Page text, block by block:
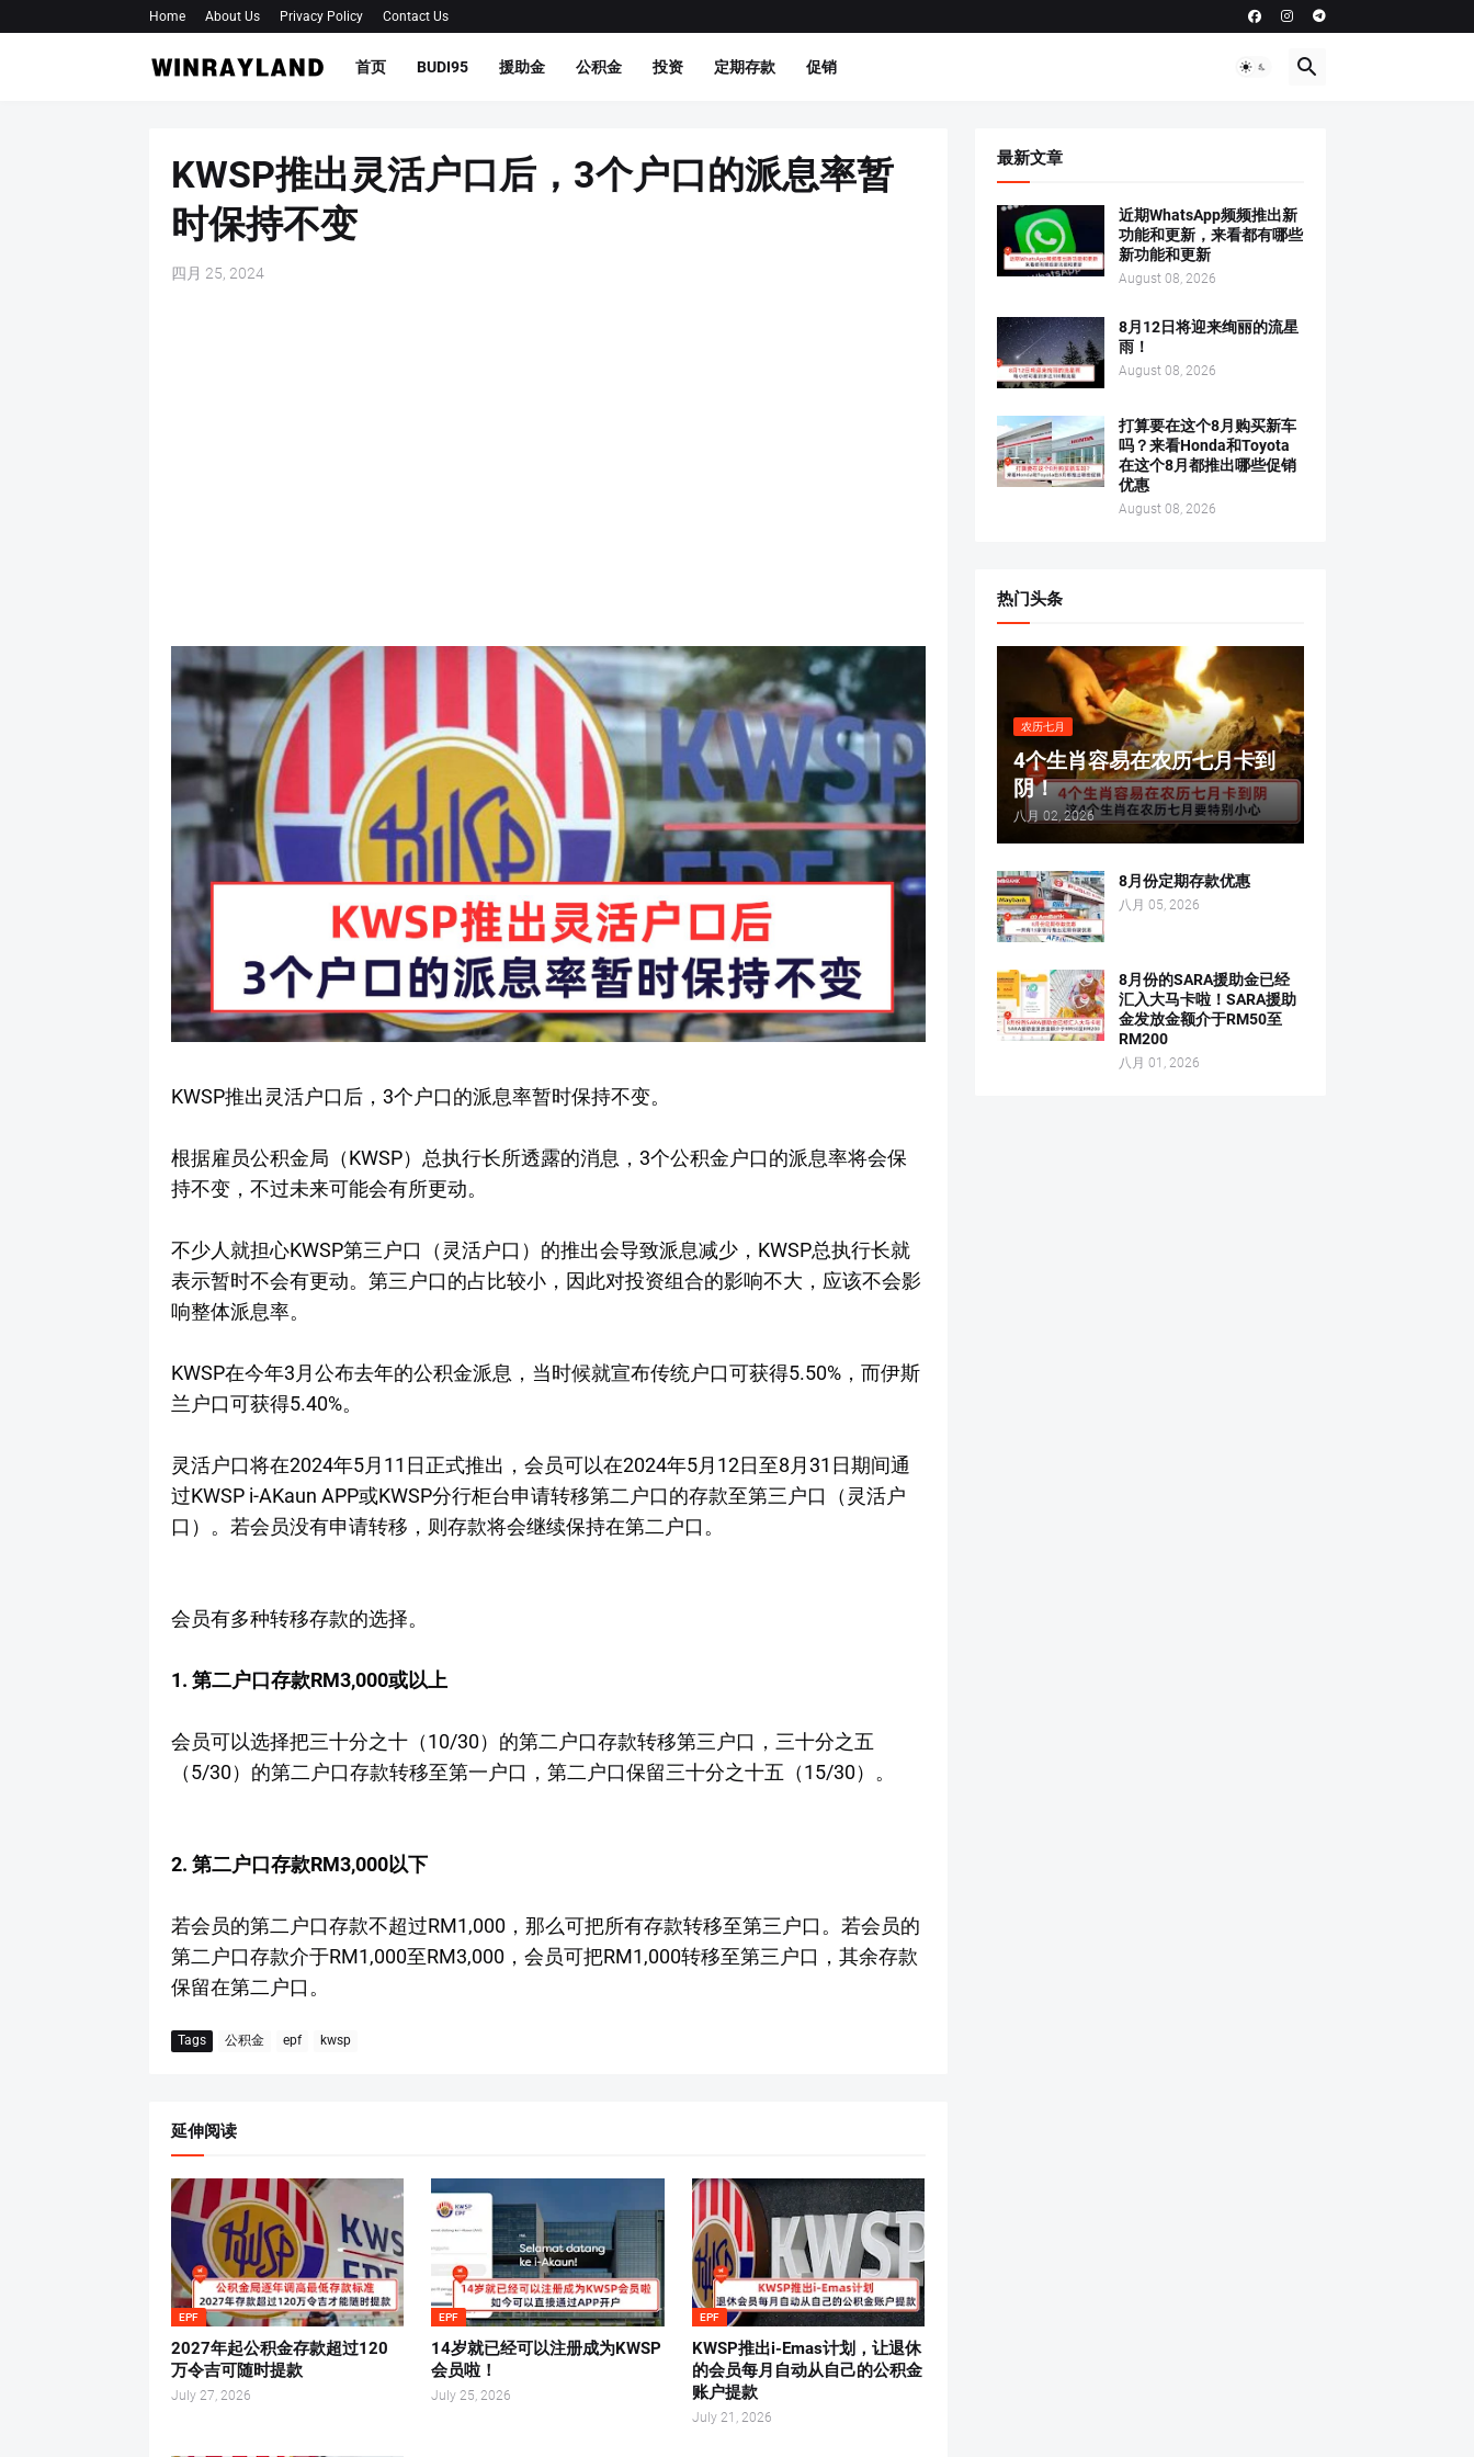
Home About Us Privacy Policy Contact Us
首页 BUDI95 援助金 公积金 投资 定期存款 促销
KWSP推出灵活户口后，3个户口的派息率暂
时保持不变
四月 25, 2024
KWSP推出灵活户口后，3个户口的派息率暂时保持不变。
根据雇员公积金局（KWSP）总执行长所透露的消息，3个公积金户口的派息率将会保
持不变，不过未来可能会有所更动。
不少人就担心KWSP第三户口（灵活户口）的推出会导致派息减少，KWSP总执行长就
表示暂时不会有更动。第三户口的占比较小，因此对投资组合的影响不大，应该不会影
响整体派息率。
KWSP在今年3月公布去年的公积金派息，当时候就宣布传统户口可获得5.50%，而伊斯
兰户口可获得5.40%。
灵活户口将在2024年5月11日正式推出，会员可以在2024年5月12日至8月31日期间通
过KWSP i-AKaun APP或KWSP分行柜台申请转移第二户口的存款至第三户口（灵活户
口）。若会员没有申请转移，则存款将会继续保持在第二户口。
会员有多种转移存款的选择。
1. 第二户口存款RM3,000或以上
会员可以选择把三十分之十（10/30）的第二户口存款转移第三户口，三十分之五
（5/30）的第二户口存款转移至第一户口，第二户口保留三十分之十五（15/30）。
2. 第二户口存款RM3,000以下
若会员的第二户口存款不超过RM1,000，那么可把所有存款转移至第三户口。若会员的
第二户口存款介于RM1,000至RM3,000，会员可把RM1,000转移至第三户口，其余存款
保留在第二户口。
Tags 公积金 epf kwsp
延伸阅读
EPF
2027年起公积金存款超过120
万令吉可随时提款
July 27, 2026
EPF
14岁就已经可以注册成为KWSP
会员啦！
July 25, 2026
EPF
KWSP推出i-Emas计划，让退休
的会员每月自动从自己的公积金
账户提款
July 21, 2026
最新文章
近期WhatsApp频频推出新
功能和更新，来看都有哪些
新功能和更新
August 08, 2026
8月12日将迎来绚丽的流星
雨！
August 08, 2026
打算要在这个8月购买新车
吗？来看Honda和Toyota
在这个8月都推出哪些促销
优惠
August 08, 2026
热门头条
农历七月
4个生肖容易在农历七月卡到
阴！
八月 02, 2026
8月份定期存款优惠
八月 05, 2026
8月份的SARA援助金已经
汇入大马卡啦！SARA援助
金发放金额介于RM50至
RM200
八月 01, 2026